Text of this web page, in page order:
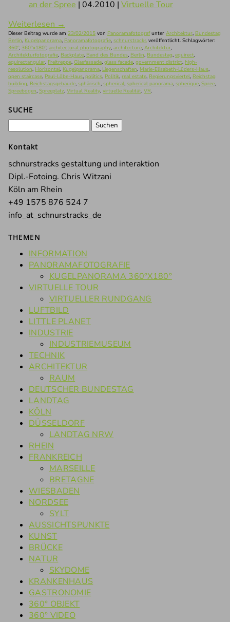
an der Spree | 04.2010 | Virtuelle Tour
Weiterlesen →
Dieser Beitrag wurde am 23/02/2015 von Panoramafotografunter Architektur, Bundestag
Berlin, Kugelpanorama, Panoramafotografie, schnurstracks veröffentlicht. Schlagwörter:
360°, 360°x180°, architectural photography, architecture, Architektur,
Architekturfotografie, Backplate, Band des Bundes, Berlin, Bundestag, equirect,
equirectangular, Freitreppe, Glasfassade, glass facade, government district, high-
resolution, Horizontal, Kugelpanorama, Liegenschaften, Marie-Elisabeth-Lüders-Haus,
open staircase, Paul-Löbe-Haus, politics, Politik, real estate, Regierungsviertel, Reichstag
building, Reichstagsgebäude, sphärisch, spherical, spherical panorama, spherique, Spree,
Spreebogen, Spreeplatz, Virtual Reality, virtuelle Realität, VR.
SUCHE
Kontakt
schnurstracks gestaltung und interaktion
Dipl.-Fotoing. Chris Witzani
Köln am Rhein
+49 1575 876 524 7
info_at_schnurstracks_de
THEMEN
INFORMATION
PANORAMAFOTOGRAFIE
KUGELPANORAMA 360°X180°
VIRTUELLE TOUR
VIRTUELLER RUNDGANG
LUFTBILD
LITTLE PLANET
INDUSTRIE
INDUSTRIEMUSEUM
TECHNIK
ARCHITEKTUR
RAUM
DEUTSCHER BUNDESTAG
LANDTAG
KÖLN
DÜSSELDORF
LANDTAG NRW
RHEIN
FRANKREICH
MARSEILLE
BRETAGNE
WIESBADEN
NORDSEE
SYLT
AUSSICHTSPUNKTE
KUNST
BRÜCKE
NATUR
SKYDOME
KRANKENHAUS
GASTRONOMIE
360° OBJEKT
360° VIDEO